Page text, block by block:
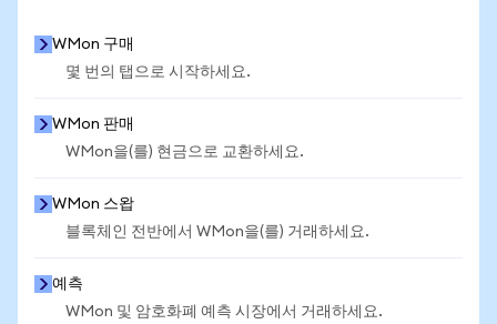
WMon 구매
몇 번의 탭으로 시작하세요.
WMon 판매
WMon을(를) 현금으로 교환하세요.
WMon 스왑
블록체인 전반에서 WMon을(를) 거래하세요.
예측
WMon 및 암호화폐 예측 시장에서 거래하세요.